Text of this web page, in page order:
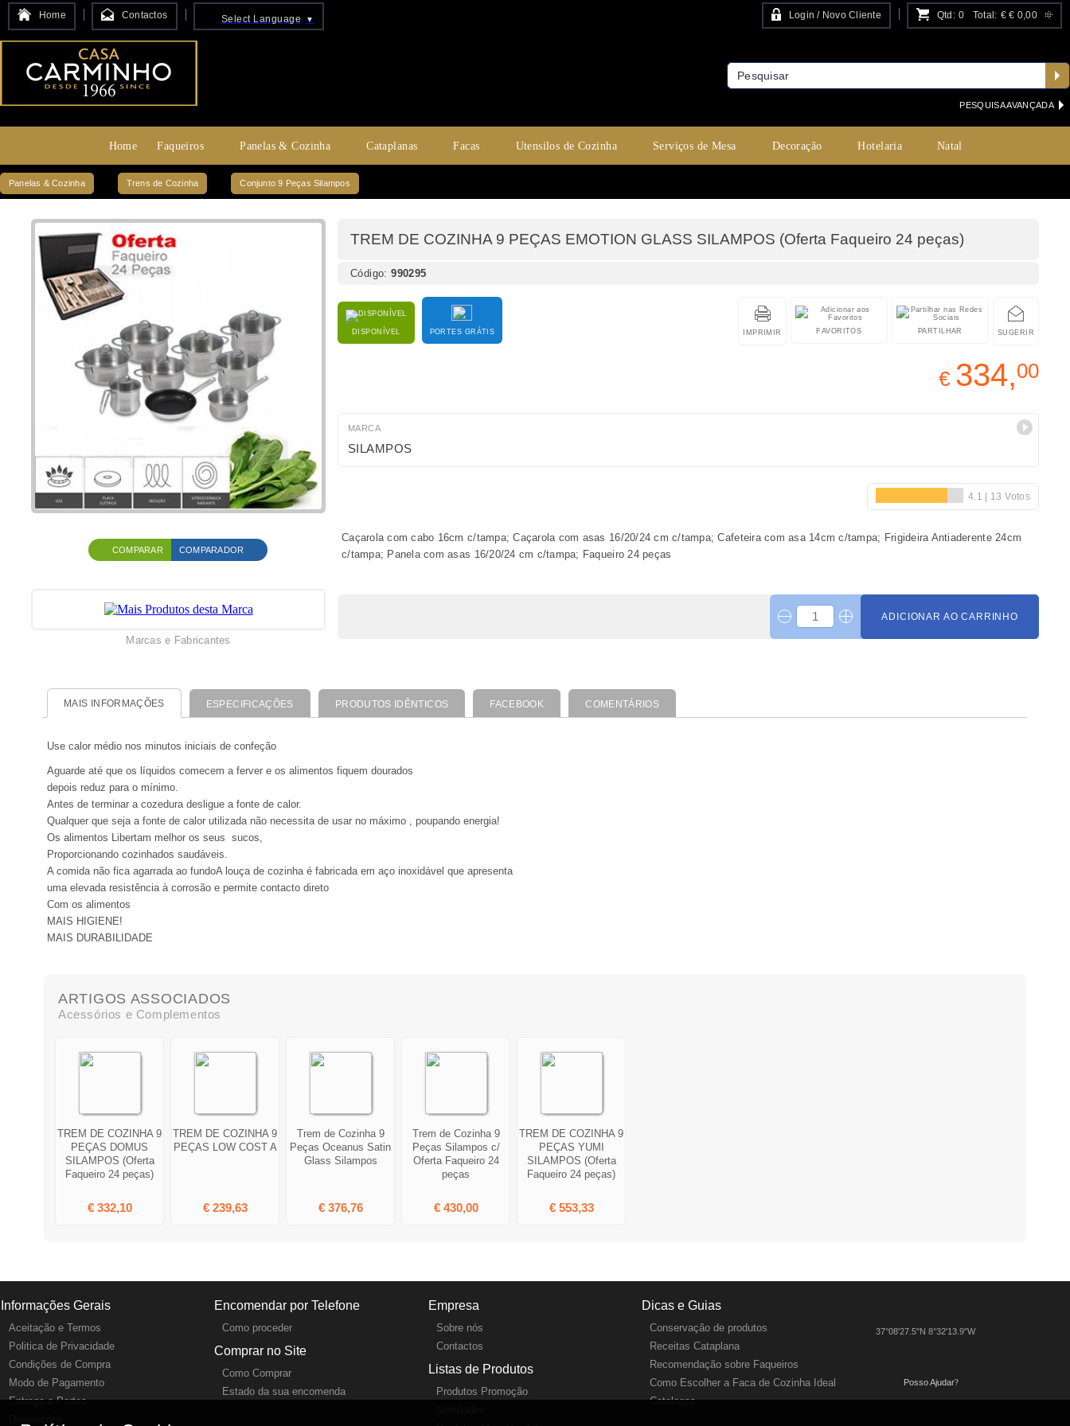
Home Contactos Select Language ▼ Login / Novo Cliente Qtd: 0 Total: €€ 0,00
PESQUISA AVANÇADA
Home Faqueiros Panelas & Cozinha Cataplanas Facas Utensilos de Cozinha Serviços de Mesa Decoração Hotelaria Natal
Panelas & Cozinha Trens de Cozinha Conjunto 9 Peças Silampos
COMPARAR COMPARADOR
Marcas e Fabricantes
TREM DE COZINHA 9 PEÇAS EMOTION GLASS SILAMPOS (Oferta Faqueiro 24 peças)
Código:990295
DISPONÍVEL PORTES GRÁTIS SUGERIR
PARTILHAR
FAVORITOS
IMPRIMIR
€ 334,00
MARCA
SILAMPOS
Caçarola com cabo 16cm c/tampa; Caçarola com asas 16/20/24 cm c/tampa; Cafeteira com asa 14cm c/tampa; Frigideira Antiaderente 24cm
c/tampa; Panela com asas 16/20/24 cm c/tampa; Faqueiro 24 peças
ADICIONAR AO CARRINHO
MAIS INFORMAÇÕES ESPECIFICAÇÕES PRODUTOS IDÊNTICOS FACEBOOK COMENTÁRIOS
Use calor médio nos minutos iniciais de confeção
Aguarde até que os líquidos comecem a ferver e os alimentos fiquem dourados
depois reduz para o mínimo.
Antes de terminar a cozedura desligue a fonte de calor.
Qualquer que seja a fonte de calor utilizada não necessita de usar no máximo , poupando energia!
Os alimentos Libertam melhor os seus sucos,
Proporcionando cozinhados saudáveis.
A comida não fica agarrada ao fundoA louça de cozinha é fabricada em aço inoxidável que apresenta
uma elevada resistência à corrosão e permite contacto direto
Com os alimentos
MAIS HIGIENE!
MAIS DURABILIDADE
ARTIGOS ASSOCIADOS
Acessórios e Complementos
TREM DE COZINHA 9
PEÇAS DOMUS
SILAMPOS (Oferta
Faqueiro 24 peças)
€ 332,10
TREM DE COZINHA 9
PEÇAS LOW COST A
€ 239,63
Trem de Cozinha 9
Peças Oceanus Satin
Glass Silampos
€ 376,76
Trem de Cozinha 9
Peças Silampos c/
Oferta Faqueiro 24
peças
€ 430,00
TREM DE COZINHA 9
PEÇAS YUMI
SILAMPOS (Oferta
Faqueiro 24 peças)
€ 553,33
Informações Gerais
Aceitação e Termos
Politica de Privacidade
Condições de Compra
Modo de Pagamento
Entrega e Portes
Encomendar por Telefone
Como proceder
Comprar no Site
Como Comprar
Estado da sua encomenda
Empresa
Sobre nós
Contactos
Listas de Produtos
Produtos Promoção
Dicas e Guias
Conservação de produtos
Receitas Cataplana
Recomendação sobre Faqueiros
Como Escolher a Faca de Cozinha Ideal
Catalogos
37°08'27.5"N 8°32'13.9"W
Posso Ajudar?